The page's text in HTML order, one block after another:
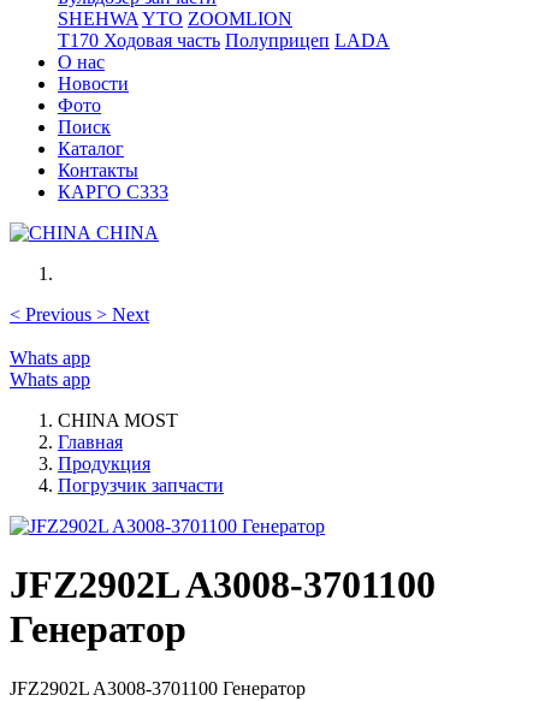
SHEHWA YTO ZOOMLION
T170 Ходовая часть Полуприцеп LADA
О нас
Новости
Фото
Поиск
Каталог
Контакты
КАРГО С333
CHINA
< Previous > Next
Whats app
Whats app
CHINA MOST
Главная
Продукция
Погрузчик запчасти
JFZ2902L A3008-3701100
Генератор
JFZ2902L A3008-3701100 Генератор